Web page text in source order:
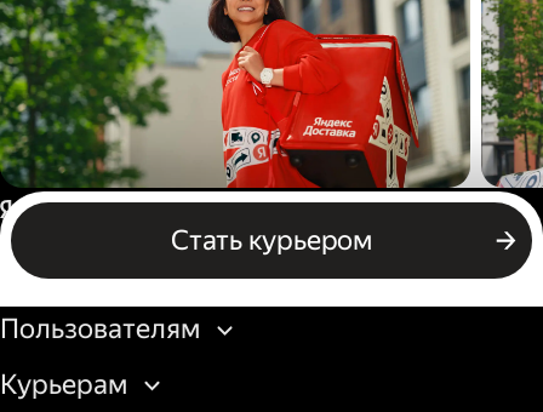
Пеший курьер
Стать курьером
Россия
Бизнесу
Пользователям
Курьерам